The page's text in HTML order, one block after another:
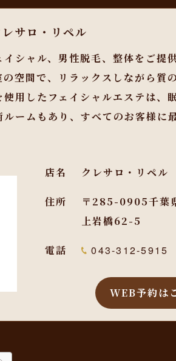
サロ・リペル
シャル、男性脱毛、整体をご提
空間で、リラックスしながら質
用したフェイシャルエステは、
ームもあり、すべてのお客様に
店名 クレサロ・リペル
住所
〒285-0905千葉
上岩橋62-5
電話 043-312-5915
WEB予約は